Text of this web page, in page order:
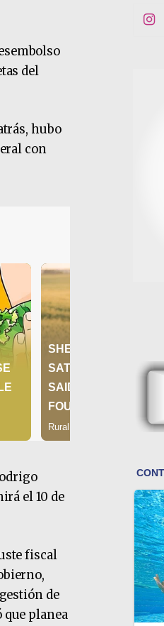
del
hubo
con
el 10 de
fiscal
de
planea